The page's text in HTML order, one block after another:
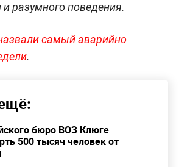
и разумного поведения.
самый аварийно
.
бюро ВОЗ Клюге
500 тысяч человек от